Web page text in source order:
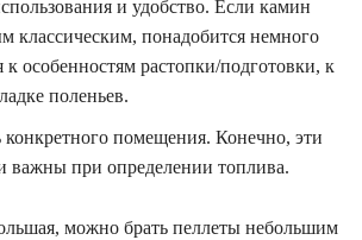
и удобство. Если камин
классическим, понадобится немного
к особенностям растопки/подготовки, к
поленьев.
помещения. Конечно, эти
важны при определении топлива.
можно брать пеллеты небольшим